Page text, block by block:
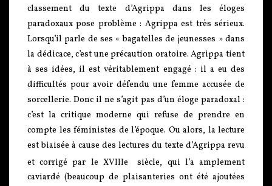
classement du texte d’Agrippa dans les éloges
paradoxaux pose problème : Agrippa est très sérieux.
Lorsqu’il parle de ses « bagatelles de jeunesses » dans
la dédicace, c’est une précaution oratoire. Agrippa tient
à ses idées, il est véritablement engagé : il a eu des
difficultés pour avoir défendu une femme accusée de
sorcellerie. Donc il ne s’agit pas d’un éloge paradoxal :
c’est la critique moderne qui refuse de prendre en
compte les féministes de l’époque. Ou alors, la lecture
est biaisée à cause des lectures du texte d’Agrippa revu
et corrigé par le XVIIIe
siècle, qui l’a amplement
caviardé (beaucoup de plaisanteries ont été ajoutées